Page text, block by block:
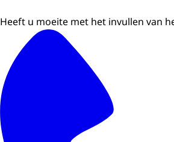
Heeft u moeite met het invullen van